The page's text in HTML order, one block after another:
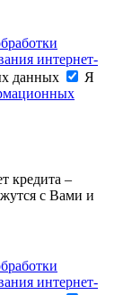
интернет-
данных
Я
кредита –
с Вами и
интернет-